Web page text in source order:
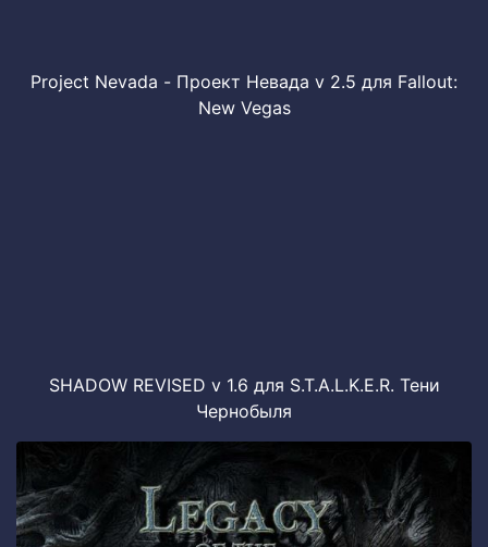
Project Nevada - Проект Невада v 2.5 для Fallout:
New Vegas
SHADOW REVISED v 1.6 для S.T.A.L.K.E.R. Тени
Чернобыля